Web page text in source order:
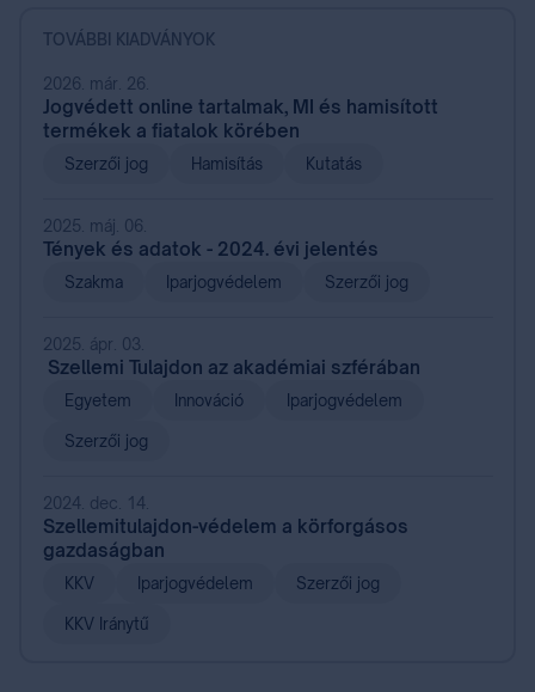
TOVÁBBI KIADVÁNYOK
2026. már. 26.
Jogvédett online tartalmak, MI és hamisított
termékek a fiatalok körében
Szerzői jog Hamisítás Kutatás
2025. máj. 06.
Tények és adatok - 2024. évi jelentés
Szakma Iparjogvédelem Szerzői jog
2025. ápr. 03.
Szellemi Tulajdon az akadémiai szférában
Egyetem Innováció Iparjogvédelem
Szerzői jog
2024. dec. 14.
Szellemitulajdon-védelem a körforgásos
gazdaságban
KKV Iparjogvédelem Szerzői jog
KKV Iránytű